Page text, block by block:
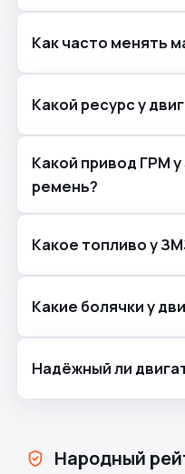
Как часто менять
Какой ресурс у
Какой привод ГРМ
ремень?
Какое топливо у
Какие болячки у
Надёжный ли
Народный